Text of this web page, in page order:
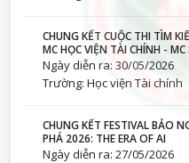
CHUNG KẾT CUỘC THI TÌM
MC HỌC VIỆN TÀI CHÍNH -
Ngày diễn ra: 30/05/2026
Trường: Học viện Tài chính
CHUNG KẾT FESTIVAL BẢO
PHÁ 2026: THE ERA OF AI
Ngày diễn ra: 27/05/2026